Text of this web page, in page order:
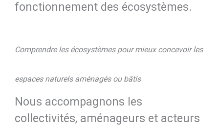
fonctionnement des écosystèmes.
Comprendre les écosystèmes pour mieux concevoir les
espaces naturels aménagés ou bâtis
Nous accompagnons les
collectivités, aménageurs et acteurs